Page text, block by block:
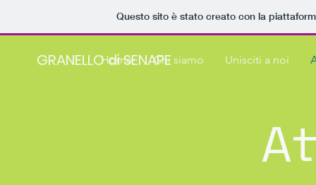
Questo sito è stato creato con la
GRANELLO di SENAPE
Home Chi siamo Unisciti a noi